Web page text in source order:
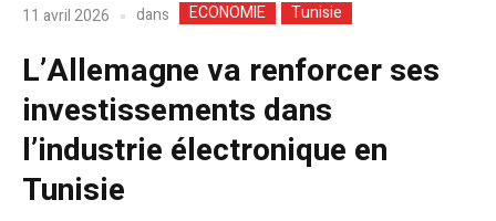
11 avril 2026 dans ECONOMIE Tunisie
L’Allemagne va renforcer ses
investissements dans
l’industrie électronique en
Tunisie